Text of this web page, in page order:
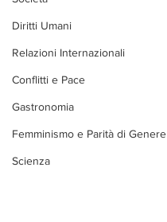
Diritti Umani
Relazioni Internazionali
Conflitti e Pace
Gastronomia
Femminismo e Parità di Genere
Scienza